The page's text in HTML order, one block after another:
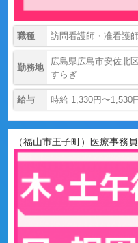
職種 訪問看護師・准看護
勤務地
広島県広島市安佐北
すらぎ
給与 時給 1,330円〜1,530
（福山市王子町）医療事務員